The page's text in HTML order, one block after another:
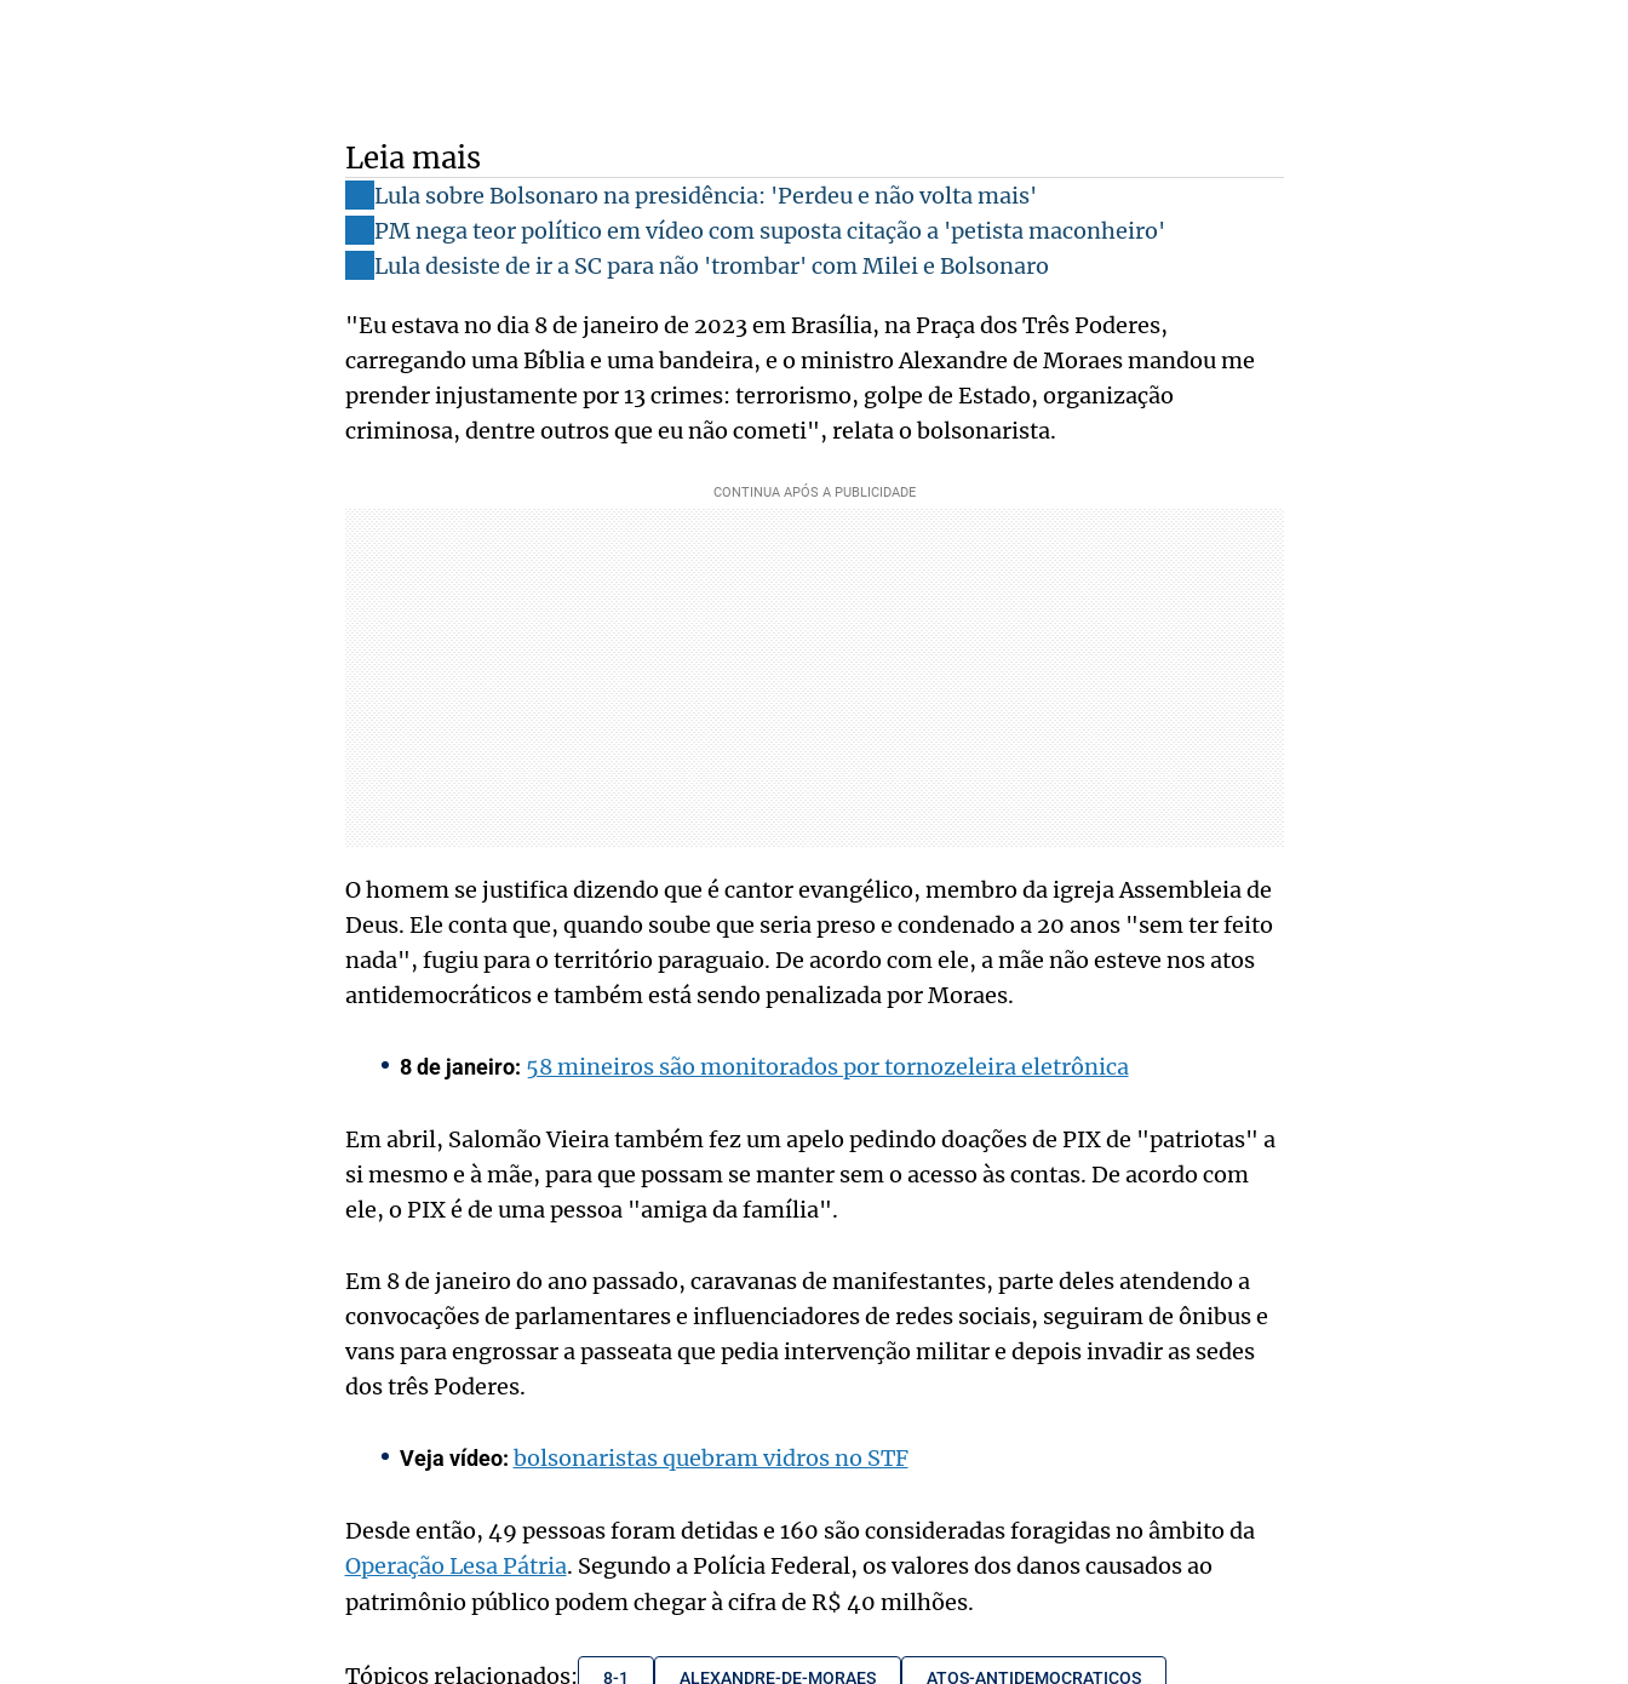
Leia mais
Lula sobre Bolsonaro na presidência: 'Perdeu e não volta mais'
PM nega teor político em vídeo com suposta citação a 'petista maconheiro'
Lula desiste de ir a SC para não 'trombar' com Milei e Bolsonaro
"Eu estava no dia 8 de janeiro de 2023 em Brasília, na Praça dos Três Poderes,
carregando uma Bíblia e uma bandeira, e o ministro Alexandre de Moraes mandou me
prender injustamente por 13 crimes: terrorismo, golpe de Estado, organização
criminosa, dentre outros que eu não cometi", relata o bolsonarista.
O homem se justifica dizendo que é cantor evangélico, membro da igreja Assembleia de
Deus. Ele conta que, quando soube que seria preso e condenado a 20 anos "sem ter feito
nada", fugiu para o território paraguaio. De acordo com ele, a mãe não esteve nos atos
antidemocráticos e também está sendo penalizada por Moraes.
8 de janeiro: 58 mineiros são monitorados por tornozeleira eletrônica
Em abril, Salomão Vieira também fez um apelo pedindo doações de PIX de "patriotas" a
si mesmo e à mãe, para que possam se manter sem o acesso às contas. De acordo com
ele, o PIX é de uma pessoa "amiga da família".
Em 8 de janeiro do ano passado, caravanas de manifestantes, parte deles atendendo a
convocações de parlamentares e influenciadores de redes sociais, seguiram de ônibus e
vans para engrossar a passeata que pedia intervenção militar e depois invadir as sedes
dos três Poderes.
Veja vídeo: bolsonaristas quebram vidros no STF
Desde então, 49 pessoas foram detidas e 160 são consideradas foragidas no âmbito da
Operação Lesa Pátria. Segundo a Polícia Federal, os valores dos danos causados ao
patrimônio público podem chegar à cifra de R$ 40 milhões.
Tópicos relacionados: 8-1 ALEXANDRE-DE-MORAES ATOS-ANTIDEMOCRATICOS